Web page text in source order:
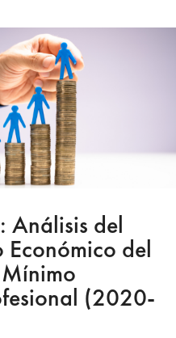
Análisis del
Económico del
(2020-